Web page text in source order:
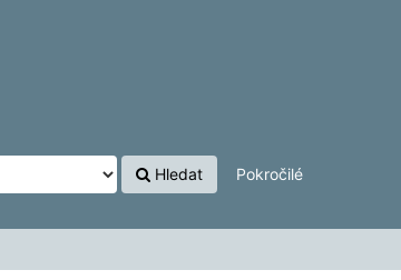
Hledat Pokročilé